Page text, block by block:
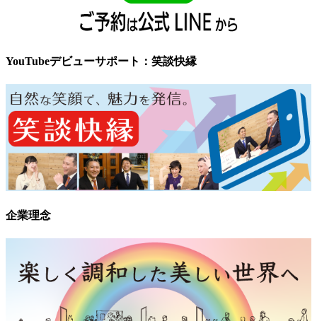
YouTubeデビューサポート：笑談快縁
企業理念